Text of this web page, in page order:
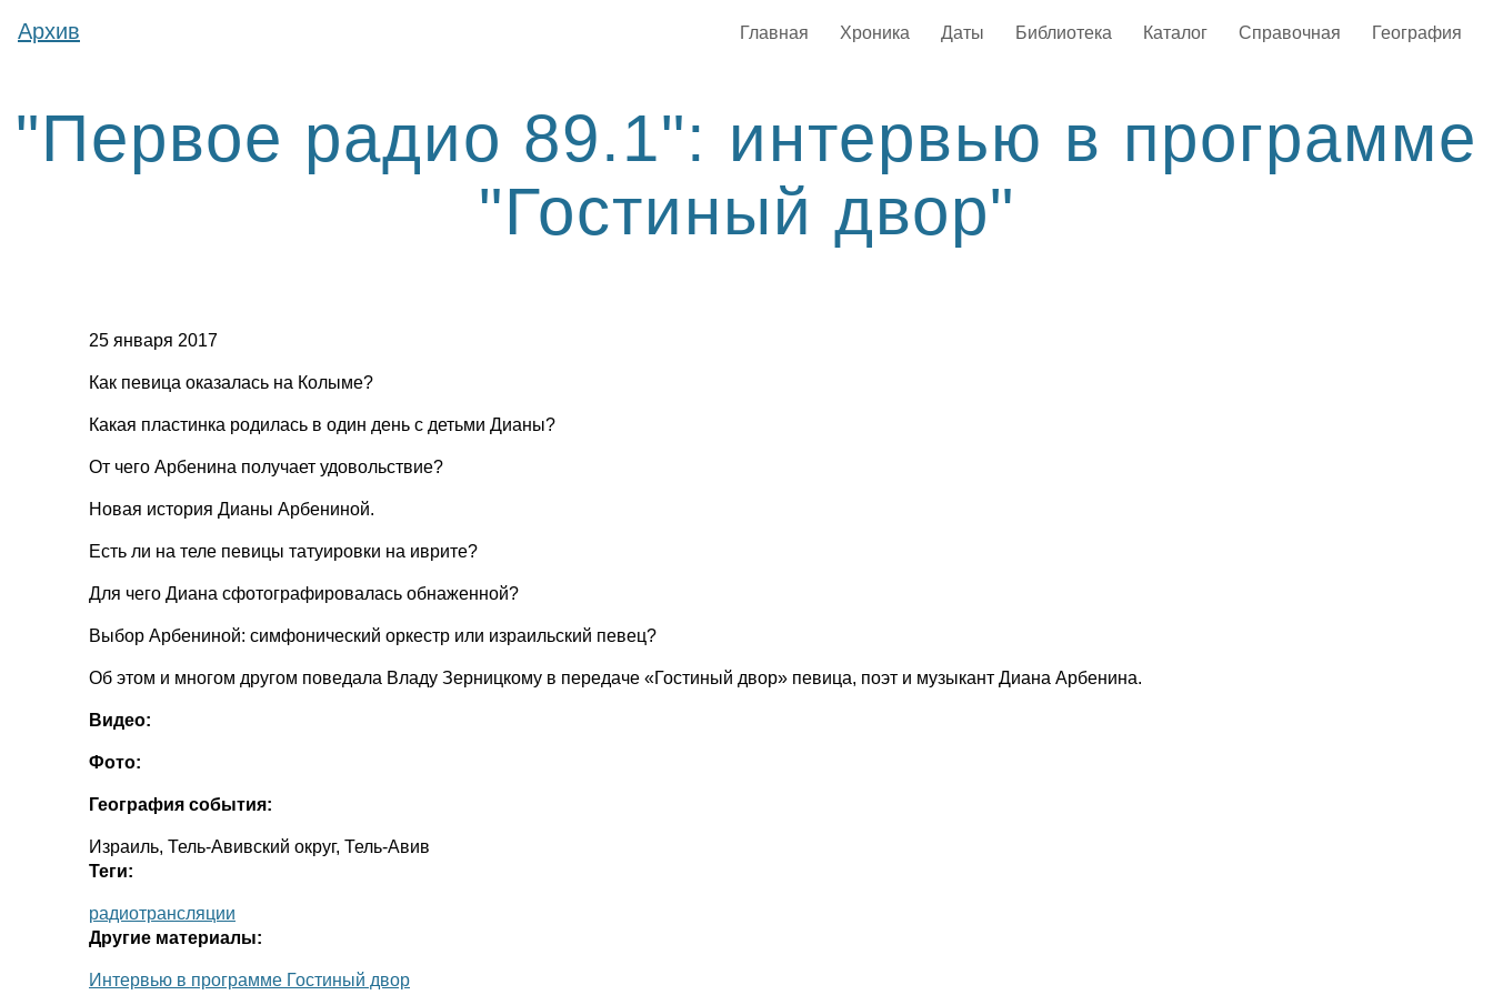
Архив Главная Хроника Даты Библиотека Каталог Справочная География
"Первое радио 89.1": интервью в программе
"Гостиный двор"
25 января 2017
Как певица оказалась на Колыме?
Какая пластинка родилась в один день с детьми Дианы?
От чего Арбенина получает удовольствие?
Новая история Дианы Арбениной.
Есть ли на теле певицы татуировки на иврите?
Для чего Диана сфотографировалась обнаженной?
Выбор Арбениной: симфонический оркестр или израильский певец?
Об этом и многом другом поведала Владу Зерницкому в передаче «Гостиный двор» певица, поэт и музыкант Диана Арбенина.
Видео:
Фото:
География события:
Израиль, Тель-Авивский округ, Тель-Авив
Теги:
радиотрансляции
Другие материалы:
Интервью в программе Гостиный двор